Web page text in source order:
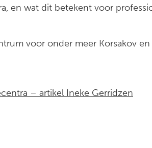
en wat dit betekent voor
voor onder meer Korsakov
– artikel Ineke Gerridzen